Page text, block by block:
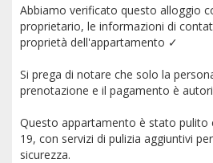
Abbiamo verificato questo alloggio
proprietario, le informazioni di
proprietà dell'appartamento ✓
Si prega di notare che solo la
prenotazione e il pagamento è
Questo appartamento è stato
19, con servizi di pulizia aggiuntivi
sicurezza.